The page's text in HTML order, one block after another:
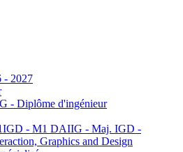
- 2027
- Diplôme d'ingénieur
- M1 DAIIG - Maj. IGD -
Graphics and Design